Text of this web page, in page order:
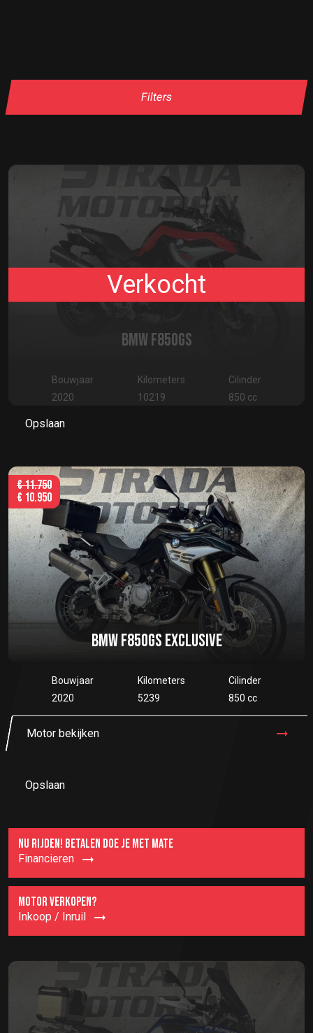
Filters
Verkocht
BMW F850GS
Bouwjaar
2020
Kilometers
10219
Cilinder
850 cc
Opslaan
BMW F850GS EXCLUSIVE
Bouwjaar
2020
Kilometers
5239
Cilinder
850 cc
Motor bekijken
€11.750
€ 10.950
Opslaan
NU RIJDEN! BETALEN DOE JE MET MATE
Financieren
MOTOR VERKOPEN?
Inkoop / Inruil